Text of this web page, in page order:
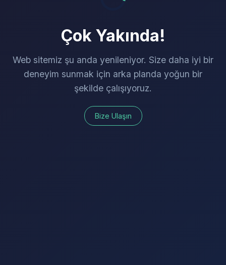
Çok Yakında!
Web sitemiz şu anda yenileniyor. Size daha iyi bir
deneyim sunmak için arka planda yoğun bir
şekilde çalışıyoruz.
Bize Ulaşın